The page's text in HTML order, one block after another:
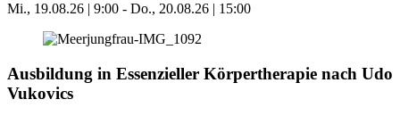
Mi., 19.08.26 | 9:00 - Do., 20.08.26 | 15:00
Ausbildung in Essenzieller Körpertherapie nach Udo
Vukovics